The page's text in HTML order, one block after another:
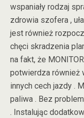
wspaniały rodzaj
zdrowia szofera ,
jest również
chęci skradzenia
na fakt, że
potwierdza również
innych cech jazdy .
paliwa . Bez
. Instalując